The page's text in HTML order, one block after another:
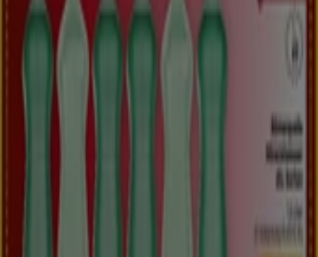
Das Sparen ist mit der App noch einfacher.
Sie können die besten Angebote von Geschäften in
Ihrer Nähe finden, speichern und Ihre Sparliste
erstellen – ganz bequem von Ihrem Mobiltelefon
Supermärkte Kataloge in Traun